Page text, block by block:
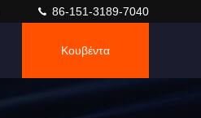
86-151-3189-7040
Κουβέντα